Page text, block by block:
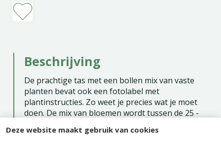
Deze website maakt gebruik van cookies
Beschrijving
De prachtige tas met een bollen mix van vaste
planten bevat ook een fotolabel met
plantinstructies. Zo weet je precies wat je moet
doen. De mix van bloemen wordt tussen de 25 -